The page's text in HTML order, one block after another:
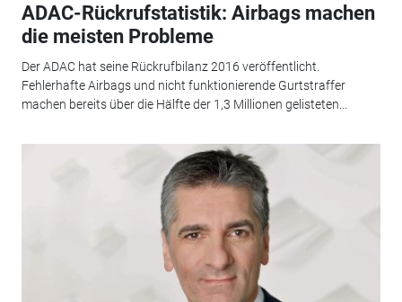
ADAC-Rückrufstatistik: Airbags machen
die meisten Probleme
Der ADAC hat seine Rückrufbilanz 2016 veröffentlicht.
Fehlerhafte Airbags und nicht funktionierende Gurtstraffer
machen bereits über die Hälfte der 1,3 Millionen gelisteten...